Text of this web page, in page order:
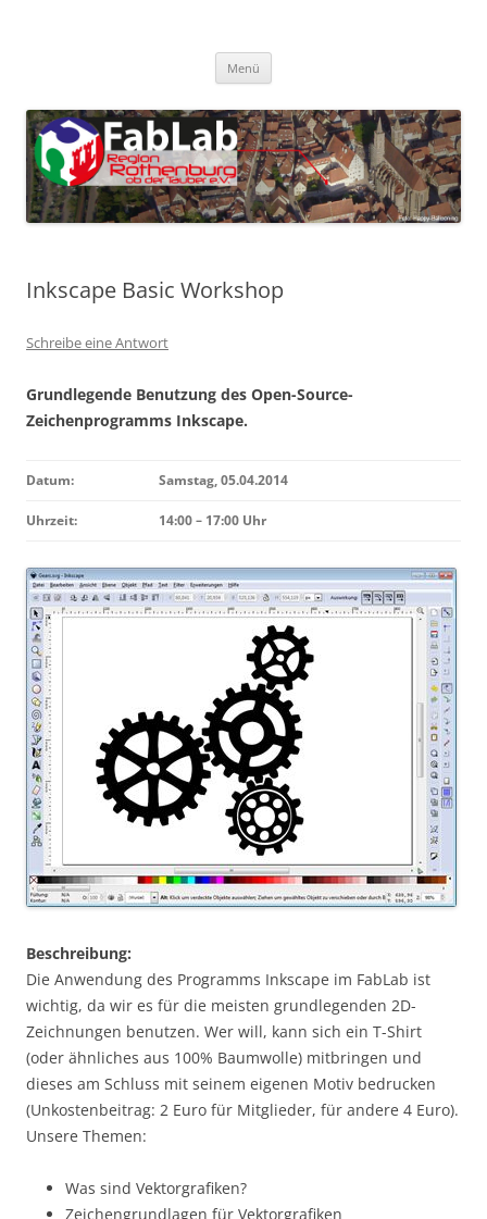
Menü
Inkscape Basic Workshop
Schreibe eine Antwort
Grundlegende Benutzung des Open-Source-
Zeichenprogramms Inkscape.
Datum: Samstag, 05.04.2014
Uhrzeit: 14:00 – 17:00 Uhr
Beschreibung:
Die Anwendung des Programms Inkscape im FabLab ist
wichtig, da wir es für die meisten grundlegenden 2D-
Zeichnungen benutzen. Wer will, kann sich ein T-Shirt
(oder ähnliches aus 100% Baumwolle) mitbringen und
dieses am Schluss mit seinem eigenen Motiv bedrucken
(Unkostenbeitrag: 2 Euro für Mitglieder, für andere 4 Euro).
Unsere Themen:
Was sind Vektorgrafiken?
Zeichengrundlagen für Vektorgrafiken